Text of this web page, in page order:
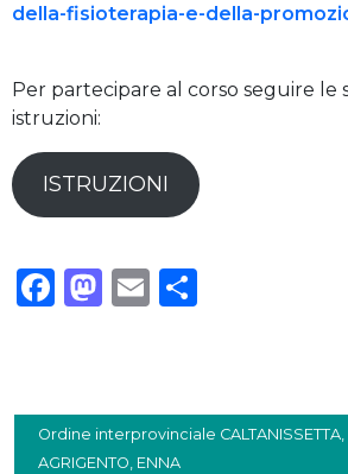
della-fisioterapia-e-della-
Per partecipare al corso seguire le
istruzioni:
ISTRUZIONI
Facebook
Mastodon
Email
Ordine interprovinciale CALTANISSETTA,
AGRIGENTO, ENNA